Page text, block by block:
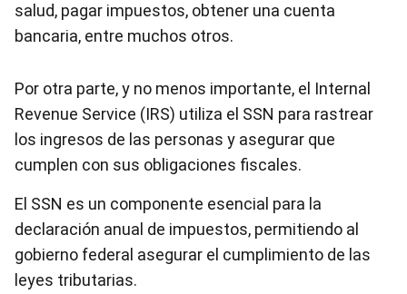
salud, pagar impuestos, obtener una cuenta
bancaria, entre muchos otros.
Por otra parte, y no menos importante, el Internal
Revenue Service (IRS) utiliza el SSN para rastrear
los ingresos de las personas y asegurar que
cumplen con sus obligaciones fiscales.
El SSN es un componente esencial para la
declaración anual de impuestos, permitiendo al
gobierno federal asegurar el cumplimiento de las
leyes tributarias.